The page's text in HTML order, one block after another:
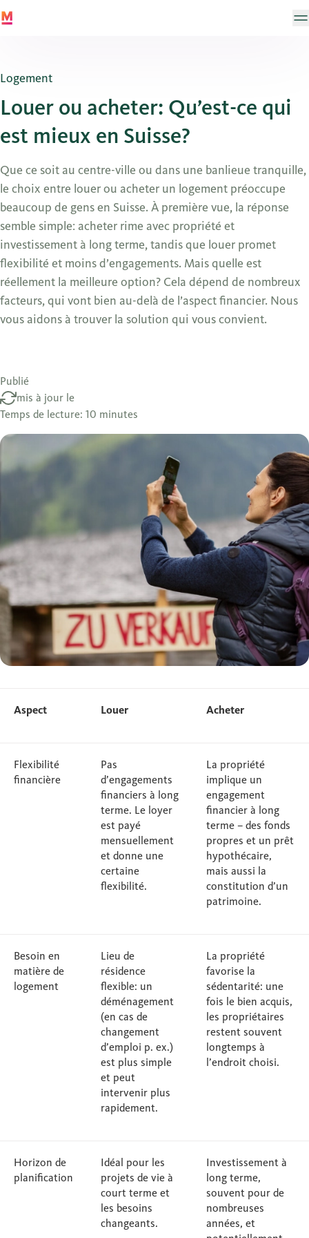
Logement
Louer ou acheter: Qu’est-ce qui
est mieux en Suisse?
Que ce soit au centre-ville ou dans une banlieue tranquille,
le choix entre louer ou acheter un logement préoccupe
beaucoup de gens en Suisse. À première vue, la réponse
semble simple: acheter rime avec propriété et
investissement à long terme, tandis que louer promet
flexibilité et moins d’engagements. Mais quelle est
réellement la meilleure option? Cela dépend de nombreux
facteurs, qui vont bien au-delà de l’aspect financier. Nous
vous aidons à trouver la solution qui vous convient.
Publié
mis à jour le
Temps de lecture: 10 minutes
Aspect Louer Acheter
Flexibilité
financière
Pas
d’engagements
financiers à long
terme. Le loyer
est payé
mensuellement
et donne une
certaine
flexibilité.
La propriété
implique un
engagement
financier à long
terme – des fonds
propres et un prêt
hypothécaire,
mais aussi la
constitution d’un
patrimoine.
Besoin en
matière de
logement
Lieu de
résidence
flexible: un
déménagement
(en cas de
changement
d’emploi p. ex.)
est plus simple
et peut
intervenir plus
rapidement.
La propriété
favorise la
sédentarité: une
fois le bien acquis,
les propriétaires
restent souvent
longtemps à
l’endroit choisi.
Horizon de
planification
Idéal pour les
projets de vie à
court terme et
les besoins
changeants.
Investissement à
long terme,
souvent pour de
nombreuses
années, et